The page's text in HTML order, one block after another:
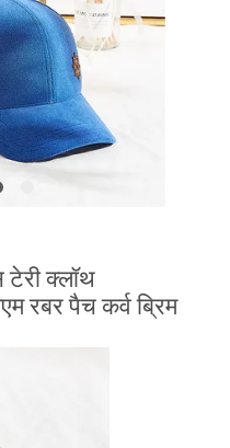
क्लॉथ
रबर पैच कर्व ब्रिम